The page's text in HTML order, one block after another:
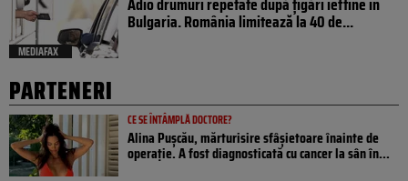
MEDIAFAX
Bulgaria. România limitează la 40 de...
PARTENERI
CE SE ÎNTÂMPLĂ DOCTORE?
Alina Pușcău, mărturisire sfâșietoare înainte de
operație. A fost diagnosticată cu cancer la sân în...